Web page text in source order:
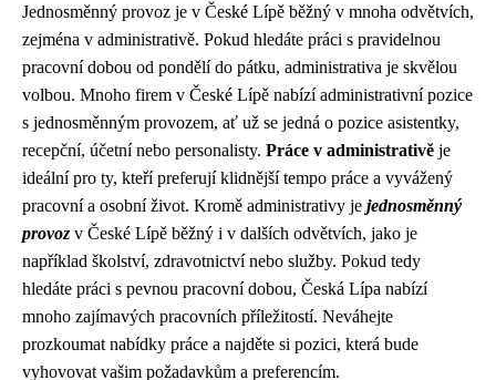
Jednosměnný provoz je v České Lípě běžný v mnoha odvětvích,
zejména v administrativě. Pokud hledáte práci s pravidelnou
pracovní dobou od pondělí do pátku, administrativa je skvělou
volbou. Mnoho firem v České Lípě nabízí administrativní pozice
s jednosměnným provozem, ať už se jedná o pozice asistentky,
recepční, účetní nebo personalisty. Práce v administrativě je
ideální pro ty, kteří preferují klidnější tempo práce a vyvážený
pracovní a osobní život. Kromě administrativy je jednosměnný
provoz v České Lípě běžný i v dalších odvětvích, jako je
například školství, zdravotnictví nebo služby. Pokud tedy
hledáte práci s pevnou pracovní dobou, Česká Lípa nabízí
mnoho zajímavých pracovních příležitostí. Neváhejte
prozkoumat nabídky práce a najděte si pozici, která bude
vyhovovat vašim požadavkům a preferencím.